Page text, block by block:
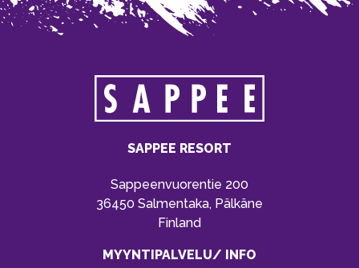
SAPPEE RESORT
Sappeenvuorentie 200
36450 Salmentaka, Pälkäne
Finland
MYYNTIPALVELU/ INFO